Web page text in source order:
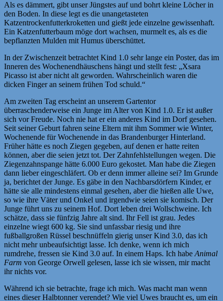
Als es dämmert, gibt unser Jüngstes auf und bohrt kleine Löcher in
den Boden. In diese legt es die unangetasteten
Katzentrockenfutterkroketten und gießt jede einzelne gewissenhaft.
Ein Katzenfutterbaum möge dort wachsen, murmelt es, als es die
bepflanzten Mulden mit Humus überschüttet.
In der Zwischenzeit betrachtet Kind 1.0 sehr lange ein Poster, das im
Inneren des Wochenendhäuschens hängt und stellt fest: „Xsara
Picasso ist aber nicht alt geworden. Wahrscheinlich waren die
dicken Finger an seinem frühen Tod schuld.“
Am zweiten Tag erscheint an unserem Gartentor
überraschenderweise ein Junge im Alter von Kind 1.0. Er ist außer
sich vor Freude. Noch nie hat er ein anderes Kind im Dorf gesehen.
Seit seiner Geburt fahren seine Eltern mit ihm Sommer wie Winter,
Wochenende für Wochenende in das Brandenburger Hinterland.
Früher hätte es noch Ziegen gegeben, auf denen er hatte reiten
können, aber die seien jetzt tot. Der Zahnfehlstellungen wegen. Die
Ziegenzahnspange hätte 6.000 Euro gekostet. Man habe die Ziegen
dann lieber eingeschläfert. Ob er denn immer alleine sei? Im Grunde
ja, berichtet der Junge. Es gäbe in den Nachbarsdörfern Kinder, er
hätte sie alle mindestens einmal gesehen, aber die hießen alle Uwe,
so wie ihre Väter und Onkel und irgendwie seien sie komisch. Der
Junge führt uns zu seinem Hof. Dort leben drei Wollschweine. Ich
schätze, dass sie fünfzig Jahre alt sind. Ihr Fell ist grau. Jedes
einzelne wiegt 600 kg. Sie sind unfassbar riesig und ihre
fußballgroßen Rüssel beschnüffeln gierig unser Kind 3.0, das ich
nicht mehr unbeaufsichtigt lasse. Ich denke, wenn ich mich
rumdrehe, fressen sie Kind 3.0 auf. In einem Haps. Ich habe Animal
Farm von George Orwell gelesen, lasse ich sie wissen, mir macht
ihr nichts vor.
Während ich sie betrachte, frage ich mich. Was macht man wenn
eines dieser Halbtonner verendet? Wie viel Uwes braucht es, um ein